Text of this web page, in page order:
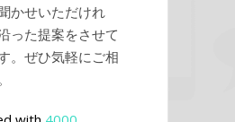
かせいただけれ
った提案をさせて
。ぜひ気軽にご相